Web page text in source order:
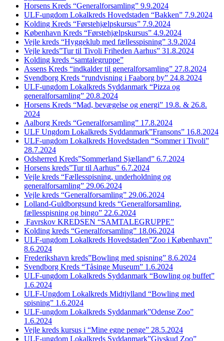
Horsens Kreds “Generalforsamling” 9.9.2024
ULF-ungdom Lokalkreds Hovedstaden “Bakken” 7.9.2024
Kolding Kreds “Førstehjælpskursus” 7.9.2024
København Kreds “Førstehjælpskursus” 4.9.2024
Vejle kreds “Hyggeklub med fællesspisning” 3.9.2024
Vejle kreds”Tur til Tivoli Friheden Aarhus” 31.8.2024
Kolding kreds “samtalegruppe”
Assens Kreds “indkalder til generalforsamling” 27.8.2024
Svendborg Kreds “rundvisning i Faaborg by” 24.8.2024
ULF-ungdom Lokalkreds Syddanmark “Pizza og
generalforsamling” 20.8.2024
Horsens Kreds “Mad, bevægelse og energi” 19.8. & 26.8.
2024
Aalborg Kreds “Generalforsamling” 17.8.2024
ULF Ungdom Lokalkreds Syddanmark”Fransons” 16.8.2024
ULF-ungdom Lokalkreds Hovedstaden “Sommer i Tivoli”
28.7.2024
Odsherred Kreds”Sommerland Sjælland” 6.7.2024
Horsens kreds”Tur til Aarhus” 6.7.2024
Vejle kreds “Fællesspisning, underholdning og
generalforsamling” 29.06.2024
Vejle kreds “Generalforsamling” 29.06.2024
Lolland-Guldborgsund kreds “Generalforsamling,
fællesspisning og bingo” 22.6.2024
Favrskov KREDSEN “SAMTALEGRUPPE”
Kolding kreds “Generalforsamling” 18.06.2024
ULF-ungdom Lokalkreds Hovedstaden”Zoo i København”
8.6.2024
Frederikshavn kreds”Bowling med spisning” 8.6.2024
Svendborg Kreds “Tåsinge Museum” 1.6.2024
ULF-ungdom Lokalkreds Syddanmark “Bowling og buffet”
1.6.2024
ULF-Ungdom Lokalkreds Midtjylland “Bowling med
spisning” 1.6.2024
ULF-ungdom Lokalkreds Syddanmark”Odense Zoo”
1.6.2024
Vejle kreds kursus i “Mine egne penge” 28.5.2024
ULF-ungdom Lokalkreds Syddanmark”Givskud Zoo”